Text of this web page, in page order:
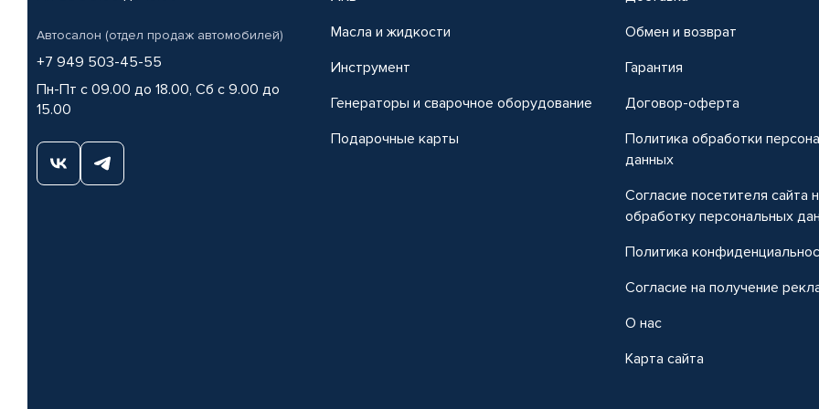
Автосалон (отдел продаж автомобилей)
+7 949 503-45-55
Пн-Пт с 09.00 до 18.00, Сб с 9.00 до
15.00
Масла и жидкости
Инструмент
Генераторы и сварочное оборудование
Подарочные карты
Обмен и возврат
Гарантия
Договор-оферта
Политика обработки
данных
Согласие посетителя сайта
обработку персональных
Политика
Согласие на получение
О нас
Карта сайта